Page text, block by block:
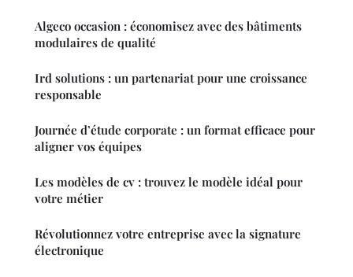
Algeco occasion : économisez avec des bâtiments
modulaires de qualité
Ird solutions : un partenariat pour une croissance
responsable
Journée d’étude corporate : un format efficace pour
aligner vos équipes
Les modèles de cv : trouvez le modèle idéal pour
votre métier
Révolutionnez votre entreprise avec la signature
électronique